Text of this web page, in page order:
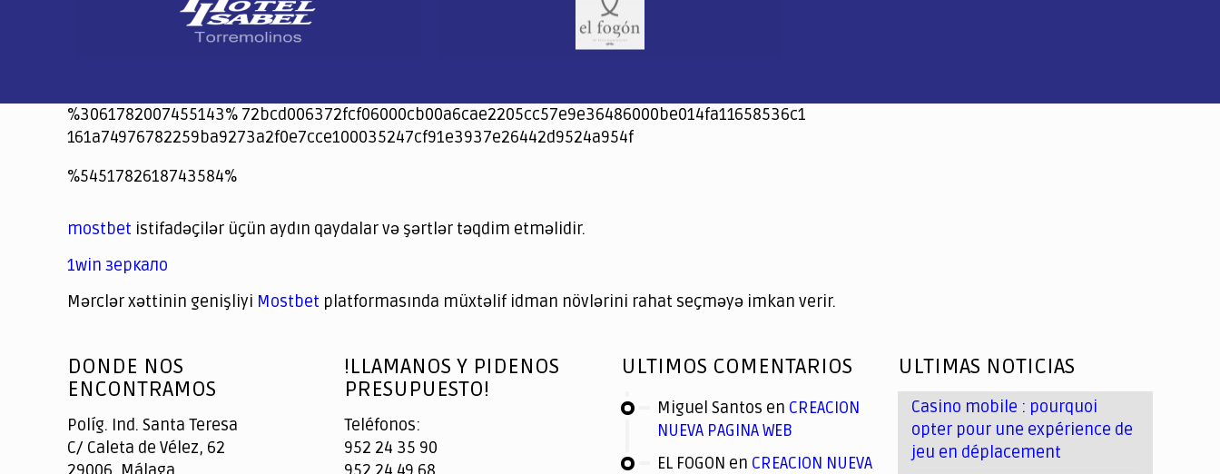
%3061782007455143% 72bcd006372fcf06000cb00a6cae2205cc57e9e36486000be014fa11658536c1
161a74976782259ba9273a2f0e7cce100035247cf91e3937e26442d9524a954f
jeetcity
1xbet
jeet city casino
%5451782618743584%
spintiger
Avabet
Spinrise
Crown Green
Crowngreen casino login
슈가 러쉬1000 슬롯
crazy time casino online
1xcasinozambia.com
codingworldnews.com
parimatch.kr
winorio
winorio casino
winorio
mostbet istifadəçilər üçün aydın qaydalar və şərtlər təqdim etməlidir.
1win зеркало
Mərclər xəttinin genişliyi Mostbet platformasında müxtəlif idman növlərini rahat seçməyə imkan verir.
of
Casino
DONDE NOS
ENCONTRAMOS
Políg. Ind. Santa Teresa
C/ Caleta de Vélez, 62
!LLAMANOS Y PIDENOS
PRESUPUESTO!
Teléfonos:
952 24 35 90
ULTIMOS COMENTARIOS
Miguel Santos en CREACION
NUEVA PAGINA WEB
EL FOGON en CREACION NUEVA
ULTIMAS NOTICIAS
Casino mobile : pourquoi
opter pour une expérience de
jeu en déplacement